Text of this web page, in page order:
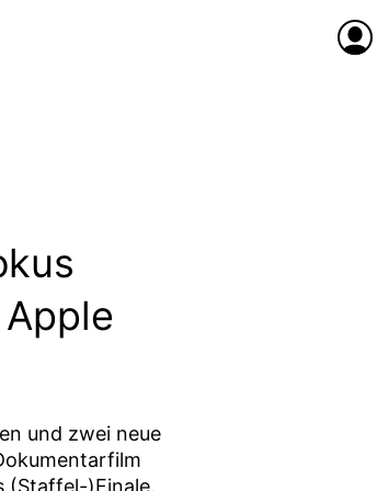
und zwei neue
(Staffel-)Finale.